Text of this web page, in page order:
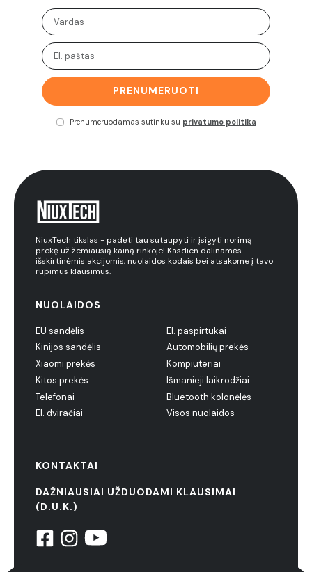
PRENUMERUOTI
Prenumeruodamas sutinku su privatumo politika
NiuxTech tikslas - padėti tau sutaupyti ir įsigyti norimą
prekę už žemiausią kainą rinkoje! Kasdien dalinamės
išskirtinėmis akcijomis, nuolaidos kodais bei atsakome į tavo
rūpimus klausimus.
NUOLAIDOS
EU sandėlis
Kinijos sandėlis
Xiaomi prekės
Kitos prekės
Telefonai
El. dviračiai
El. paspirtukai
Automobilių prekės
Kompiuteriai
Išmanieji laikrodžiai
Bluetooth kolonėlės
Visos nuolaidos
KONTAKTAI
DAŽNIAUSIAI UŽDUODAMI KLAUSIMAI
(D.U.K.)